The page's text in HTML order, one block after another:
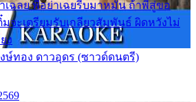
เฉลย พี่อย่าเฉยรีบมาหมั้น ถ้าพี่สู่ขอ
จะเตรียมรับเกลียวสัมพันธ์ ผิดหวังไม่
ง
ษ์ทอง ดาวอุดร (ซาวด์ดนตรี)